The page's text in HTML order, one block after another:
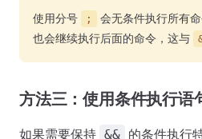
使用分号
;
会无条件执行所有
也会继续执行后面的命令，这与
方法三：使用条件执行语
如果需要保持 && 的条件执行